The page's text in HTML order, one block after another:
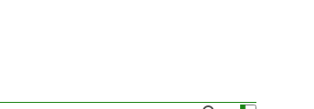
Informasi Berkualitas
Internasional